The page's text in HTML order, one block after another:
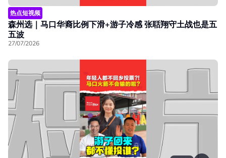
热点短视频
森州选｜马口华裔比例下滑+游子冷感 张聒翔守土战也是五
五波
27/07/2026